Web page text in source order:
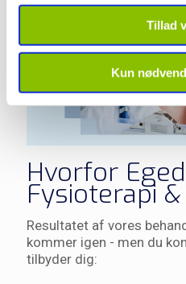
Tillad
Kun
Hvorfor
Fysioterapi
Resultatet af vores
kommer igen - men du
tilbyder dig: